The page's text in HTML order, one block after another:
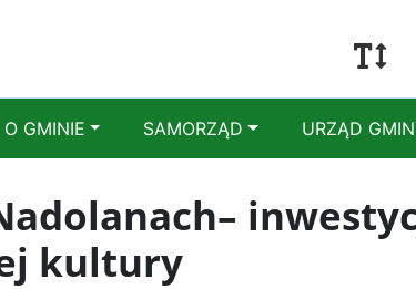
O GMINIE SAMORZĄD URZĄD
kultury